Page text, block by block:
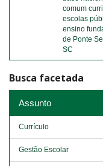
comum
escolas
ensino
de Ponte
SC
Busca facetada
Assunto
Currículo
Gestão Escolar